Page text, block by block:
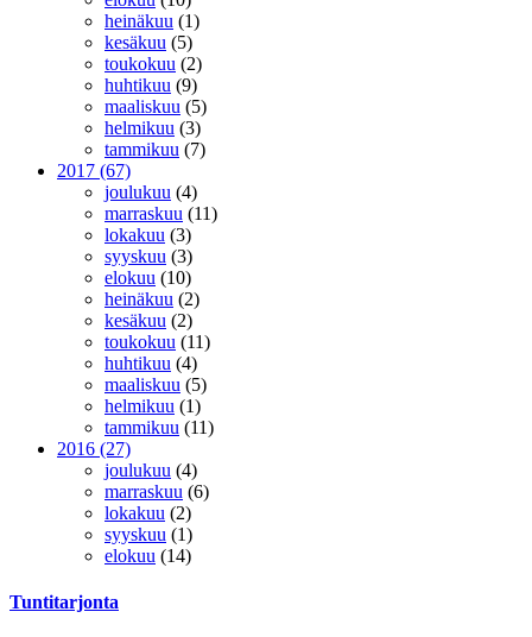
heinäkuu (1)
kesäkuu (5)
toukokuu (2)
huhtikuu (9)
maaliskuu (5)
helmikuu (3)
tammikuu (7)
2017 (67)
joulukuu (4)
marraskuu (11)
lokakuu (3)
syyskuu (3)
elokuu (10)
heinäkuu (2)
kesäkuu (2)
toukokuu (11)
huhtikuu (4)
maaliskuu (5)
helmikuu (1)
tammikuu (11)
2016 (27)
joulukuu (4)
marraskuu (6)
lokakuu (2)
syyskuu (1)
elokuu (14)
Tuntitarjonta